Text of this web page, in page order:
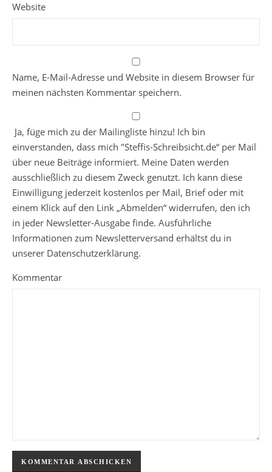
Website
Name, E-Mail-Adresse und Website in diesem Browser für
meinen nächsten Kommentar speichern.
Ja, füge mich zu der Mailingliste hinzu! Ich bin
einverstanden, dass mich "Steffis-Schreibsicht.de“ per Mail
über neue Beiträge informiert. Meine Daten werden
ausschließlich zu diesem Zweck genutzt. Ich kann diese
Einwilligung jederzeit kostenlos per Mail, Brief oder mit
einem Klick auf den Link „Abmelden“ widerrufen, den ich
in jeder Newsletter-Ausgabe finde. Ausführliche
Informationen zum Newsletterversand erhältst du in
unserer Datenschutzerklärung.
Kommentar